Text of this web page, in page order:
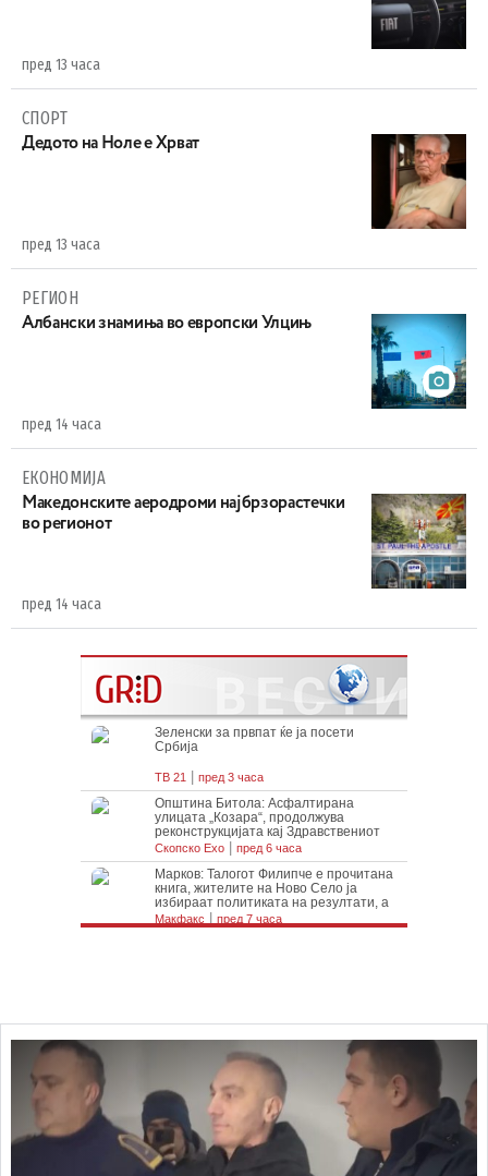
пред 13 часа
СПОРТ
Дедото на Ноле е Хрват
пред 13 часа
РЕГИОН
Aлбански знамиња во европски Улцињ
пред 14 часа
ЕКОНОМИЈА
Maкедонските аеродроми најбрзорастечки
во регионот
пред 14 часа